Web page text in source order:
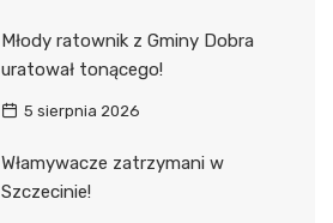
Młody ratownik z Gminy Dobra
uratował tonącego!
5 sierpnia 2026
Włamywacze zatrzymani w
Szczecinie!